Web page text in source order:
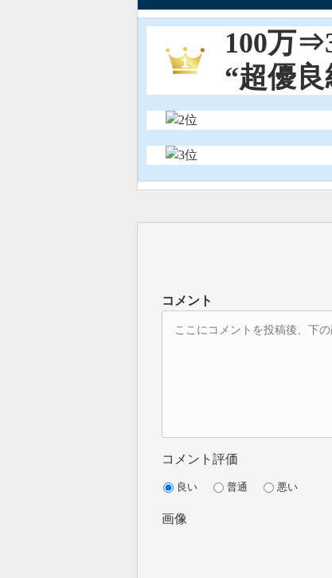
100万
“超優
コメント
コメント評価
良い 普通 悪い
画像